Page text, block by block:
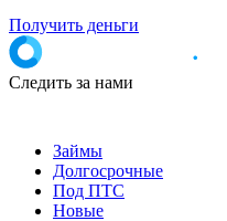
Получить деньги
Следить за нами
Займы
Долгосрочные
Под ПТС
Новые